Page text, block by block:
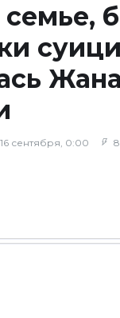
семье,
16 сентября, 0:00